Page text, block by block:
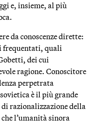
e, insieme, al più
da conoscenze dirette:
frequentati, quali
dei cui
ragione. Conoscitore
perpetrata
è il più grande
razionalizzazione della
l’umanità sinora